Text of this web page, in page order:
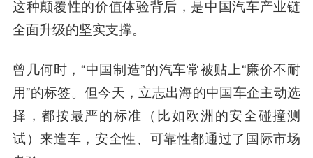
这种颠覆性的价值体验背后，是中国汽车产业链
全面升级的坚实支撑。
曾几何时，“中国制造”的汽车常被贴上“廉价不耐
用”的标签。但今天，立志出海的中国车企主动选
择，都按最严的标准（比如欧洲的安全碰撞测
试）来造车，安全性、可靠性都通过了国际市场